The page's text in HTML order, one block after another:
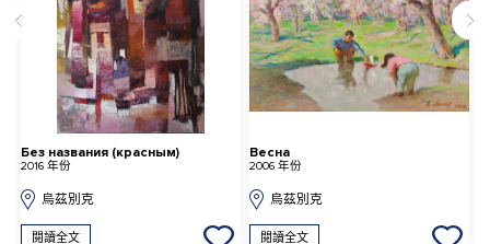
(красным)
克 烏茲別克
閱讀全文 閱讀全文